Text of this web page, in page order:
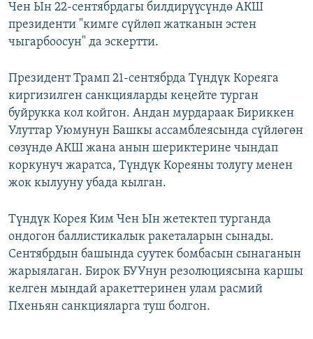
Чен Ын 22-сентябрдагы билдирүүсүндө АКШ
президенти "кимге сүйлөп жатканын эстен
чыгарбоосун" да эскертти.
Президент Трамп 21-сентябрда Түндүк Кореяга
киргизилген санкцияларды кеңейте турган
буйрукка кол койгон. Андан мурдараак Бириккен
Улуттар Уюмунун Башкы ассамблеясында сүйлөгөн
сөзүндө АКШ жана анын шериктерине чындап
коркунуч жаратса, Түндүк Кореяны толугу менен
жок кылууну убада кылган.
Түндүк Корея Ким Чен Ын жетектеп турганда
ондогон баллистикалык ракеталарын сынады.
Сентябрдын башында суутек бомбасын сынаганын
жарыялаган. Бирок БУУнун резолюциясына каршы
келген мындай аракеттеринен улам расмий
Пхеньян санкцияларга туш болгон.